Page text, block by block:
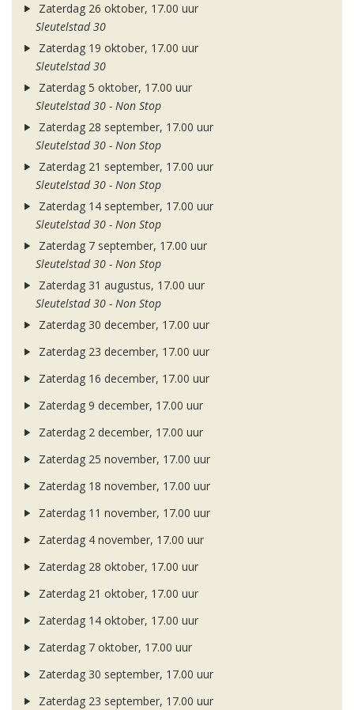
Zaterdag 26 oktober, 17.00 uur
Sleutelstad 30
Zaterdag 19 oktober, 17.00 uur
Sleutelstad 30
Zaterdag 5 oktober, 17.00 uur
Sleutelstad 30 - Non Stop
Zaterdag 28 september, 17.00 uur
Sleutelstad 30 - Non Stop
Zaterdag 21 september, 17.00 uur
Sleutelstad 30 - Non Stop
Zaterdag 14 september, 17.00 uur
Sleutelstad 30 - Non Stop
Zaterdag 7 september, 17.00 uur
Sleutelstad 30 - Non Stop
Zaterdag 31 augustus, 17.00 uur
Sleutelstad 30 - Non Stop
Zaterdag 30 december, 17.00 uur
Zaterdag 23 december, 17.00 uur
Zaterdag 16 december, 17.00 uur
Zaterdag 9 december, 17.00 uur
Zaterdag 2 december, 17.00 uur
Zaterdag 25 november, 17.00 uur
Zaterdag 18 november, 17.00 uur
Zaterdag 11 november, 17.00 uur
Zaterdag 4 november, 17.00 uur
Zaterdag 28 oktober, 17.00 uur
Zaterdag 21 oktober, 17.00 uur
Zaterdag 14 oktober, 17.00 uur
Zaterdag 7 oktober, 17.00 uur
Zaterdag 30 september, 17.00 uur
Zaterdag 23 september, 17.00 uur